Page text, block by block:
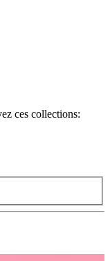
ces collections: